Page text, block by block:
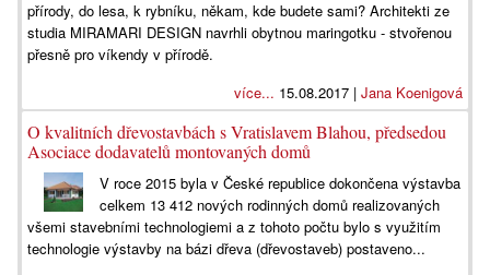
přírody, do lesa, k rybníku, někam, kde budete sami? Architekti ze
studia MIRAMARI DESIGN navrhli obytnou maringotku - stvořenou
přesně pro víkendy v přírodě.
více... 15.08.2017 | Jana Koenigová
O kvalitních dřevostavbách s Vratislavem Blahou, předsedou
Asociace dodavatelů montovaných domů
V roce 2015 byla v České republice dokončena výstavba
celkem 13 412 nových rodinných domů realizovaných
všemi stavebními technologiemi a z tohoto počtu bylo s využitím
technologie výstavby na bázi dřeva (dřevostaveb) postaveno...